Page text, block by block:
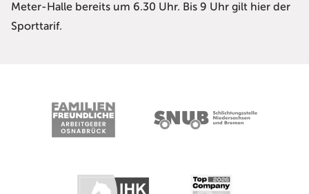
Meter-Halle bereits um 6.30 Uhr. Bis 9 Uhr gilt hier der
Sporttarif.